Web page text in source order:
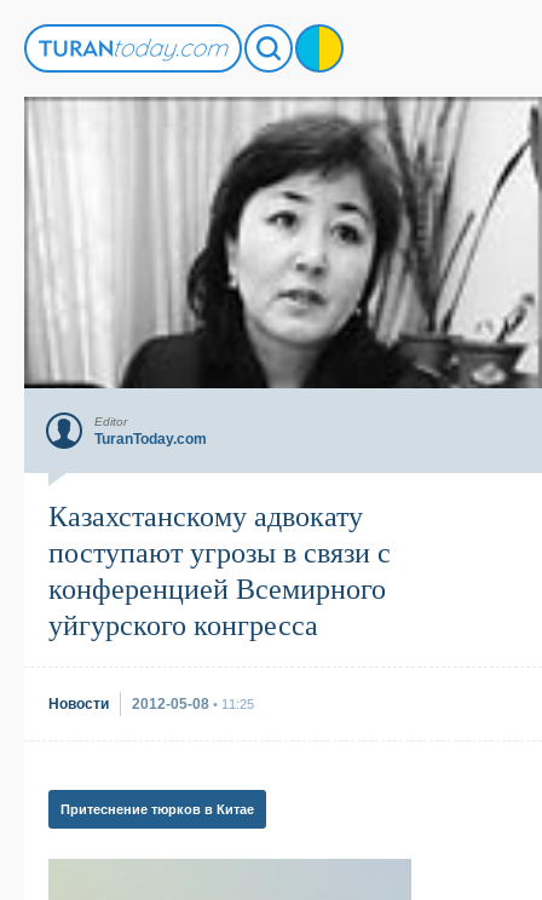
Editor
TuranToday.com
Казахстанскому адвокату
поступают угрозы в связи с
конференцией Всемирного
уйгурского конгресса
Новости 2012-05-08 • 11:25
Притеснение тюрков в Китае